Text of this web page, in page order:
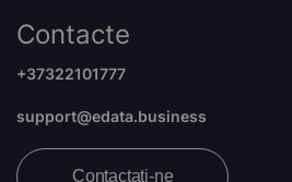
Contacte
+37322101777
support@edata.business
Contactați-ne